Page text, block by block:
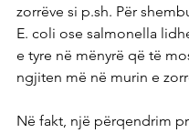
zorrëve si p.sh. Për
E. coli ose salmonella
e tyre në mënyrë që të
ngjiten më në murin e
Në fakt, një përqendrim